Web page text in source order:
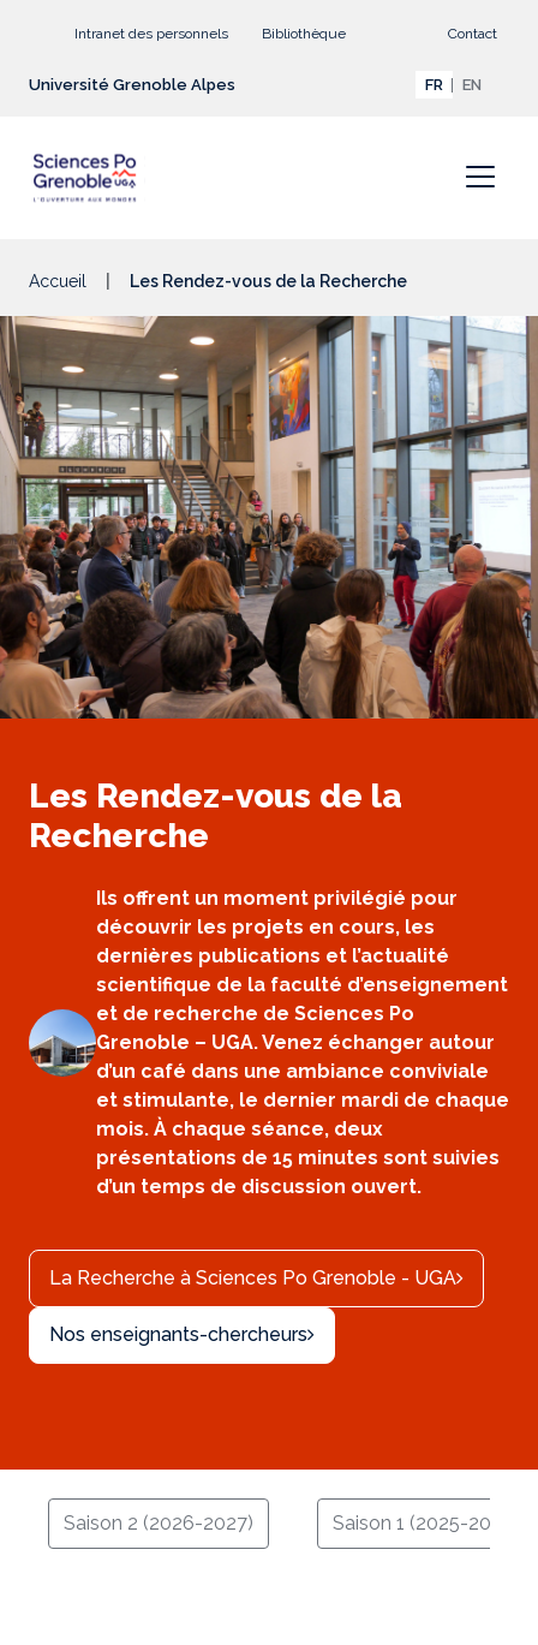
Intranet des personnels Bibliothèque Contact
Université Grenoble Alpes FR EN
Accueil Les Rendez-vous de la Recherche
Les Rendez-vous de la
Recherche
Ils offrent un moment privilégié pour
découvrir les projets en cours, les
dernières publications et l’actualité
scientifique de la faculté d’enseignement
et de recherche de Sciences Po
Grenoble – UGA. Venez échanger autour
d’un café dans une ambiance conviviale
et stimulante, le dernier mardi de chaque
mois. À chaque séance, deux
présentations de 15 minutes sont suivies
d’un temps de discussion ouvert.
La Recherche à Sciences Po Grenoble - UGA
Nos enseignants-chercheurs
Saison 2 (2026-2027) Saison 1 (2025-2026)